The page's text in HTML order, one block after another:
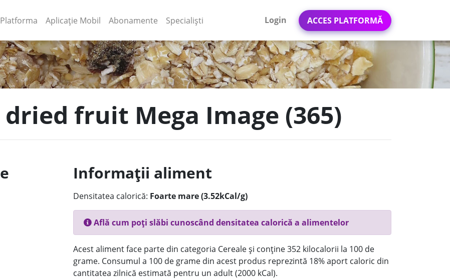
Platforma (current)
Aplicație Mobil (current)
Abonamente Specialiști Login ACCES PLATFORMĂ
fruit Mega Image (365)
Informații aliment
Densitatea calorică: Foarte mare (3.52kCal/g)
Află cum poți slăbi cunoscând densitatea calorică a alimentelor
Acest aliment face parte din categoria Cereale și conține 352 kilocalorii la 100 de
grame. Consumul a 100 de grame din acest produs reprezintă 18% aport caloric din
cantitatea zilnică estimată pentru un adult (2000 kCal).